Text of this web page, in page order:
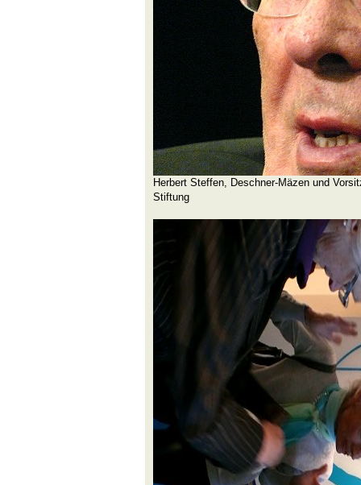
Herbert Steffen, Deschner-Mäzen und
Stiftung